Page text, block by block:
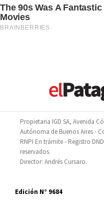
Propietaria IGD SA, Avenida
Autónoma de Buenos Aires -
RNPI En trámite - Registro
reservados.
Director: Andrés Cursaro.
Edición N° 9684